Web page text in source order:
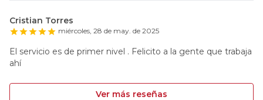
Cristian Torres
miércoles, 28 de may. de 2025
El servicio es de primer nivel . Felicito a la gente que trabaja
ahí
Ver más reseñas